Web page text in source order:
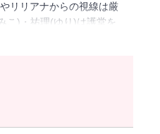
リリアナからの視線は厳
こ)・祐理(ゆり)は護堂を
」の状況にぬぐえない違